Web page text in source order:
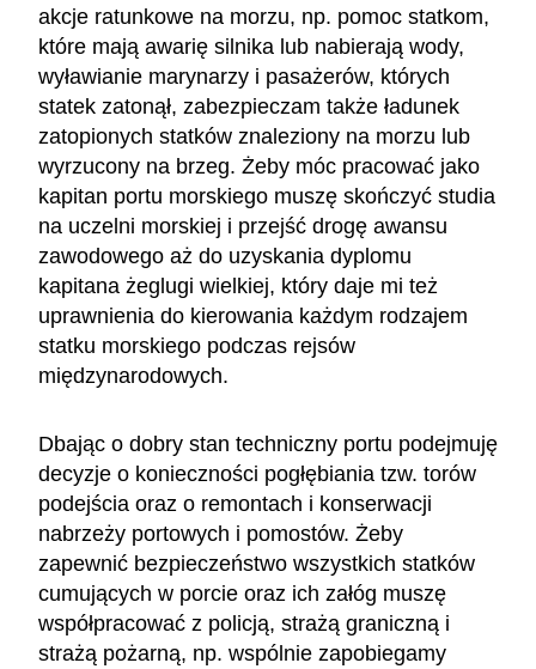
akcje ratunkowe na morzu, np. pomoc statkom,
które mają awarię silnika lub nabierają wody,
wyławianie marynarzy i pasażerów, których
statek zatonął, zabezpieczam także ładunek
zatopionych statków znaleziony na morzu lub
wyrzucony na brzeg. Żeby móc pracować jako
kapitan portu morskiego muszę skończyć studia
na uczelni morskiej i przejść drogę awansu
zawodowego aż do uzyskania dyplomu
kapitana żeglugi wielkiej, który daje mi też
uprawnienia do kierowania każdym rodzajem
statku morskiego podczas rejsów
międzynarodowych.
Dbając o dobry stan techniczny portu podejmuję
decyzje o konieczności pogłębiania tzw. torów
podejścia oraz o remontach i konserwacji
nabrzeży portowych i pomostów. Żeby
zapewnić bezpieczeństwo wszystkich statków
cumujących w porcie oraz ich załóg muszę
współpracować z policją, strażą graniczną i
strażą pożarną, np. wspólnie zapobiegamy